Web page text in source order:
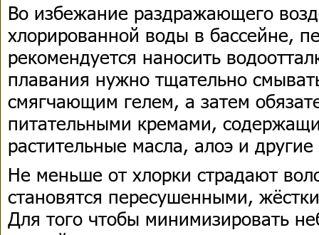
Во избежание раздражающего
хлорированной воды в бассейне,
рекомендуется наносить
плавания нужно тщательно
смягчающим гелем, а затем
питательными кремами,
растительные масла, алоэ и
Не меньше от хлорки страдают
становятся пересушенными,
Для того чтобы минимизировать